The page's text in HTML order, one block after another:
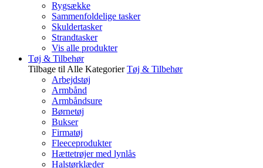
Rygsække
Sammenfoldelige tasker
Skuldertasker
Strandtasker
Vis alle produkter
Tøj & Tilbehør
Tilbage til Alle Kategorier Tøj & Tilbehør
Arbejdstøj
Armbånd
Armbåndsure
Børnetøj
Bukser
Firmatøj
Fleeceprodukter
Hættetrøjer med lynlås
Halstørklæder